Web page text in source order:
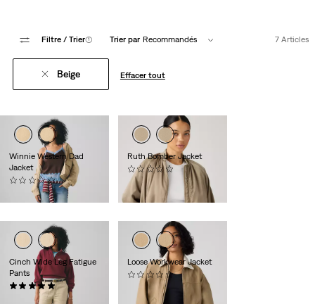
Filtre / Trier(1) Trier par Recommandés 7 Articles
Beige Effacer tout
Winnie Western Dad
Jacket
(0)
150,00 €
Ruth Bomber Jacket
(0)
130,00 €
Cinch Wide Leg Fatigue
Pants
(2)
99,00 €
Loose Workwear Jacket
(0)
140,00 €